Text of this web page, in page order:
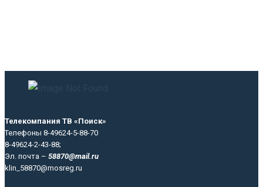
Телекомпания ТВ «Поиск»
Телефоны 8-49624-5-88-70
8-49624-2-43-88;
Эл. почта – 58870@mail.ru
klin_58870@mosreg.ru